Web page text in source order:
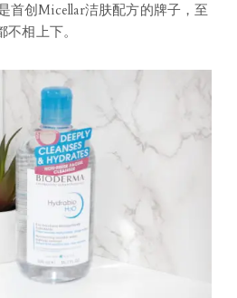
首创Micellar洁肤配方的牌子，至
相上下。